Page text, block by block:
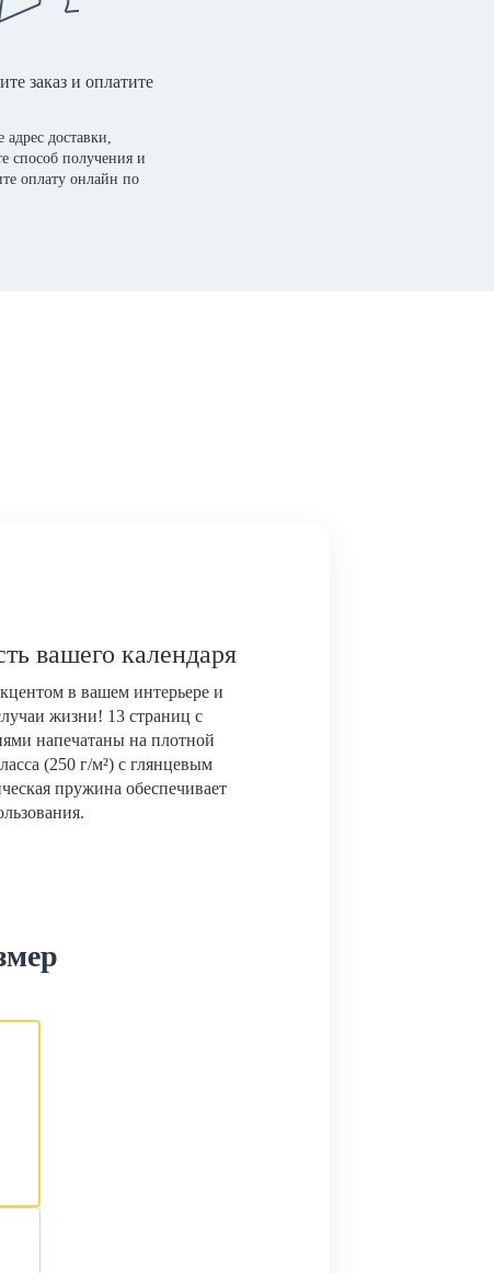
заказ и оплатите
доставки,
способ получения и
оплату онлайн по
вашего календаря
в вашем интерьере и
жизни! 13 страниц с
напечатаны на плотной
(250 г/м²) с глянцевым
пружина обеспечивает